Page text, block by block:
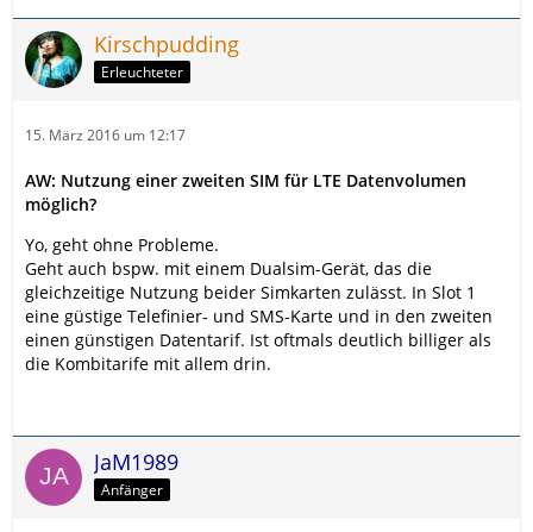
Kirschpudding
Erleuchteter
15. März 2016 um 12:17
AW: Nutzung einer zweiten SIM für LTE Datenvolumen
möglich?
Yo, geht ohne Probleme.
Geht auch bspw. mit einem Dualsim-Gerät, das die
gleichzeitige Nutzung beider Simkarten zulässt. In Slot 1
eine güstige Telefinier- und SMS-Karte und in den zweiten
einen günstigen Datentarif. Ist oftmals deutlich billiger als
die Kombitarife mit allem drin.
JaM1989
Anfänger